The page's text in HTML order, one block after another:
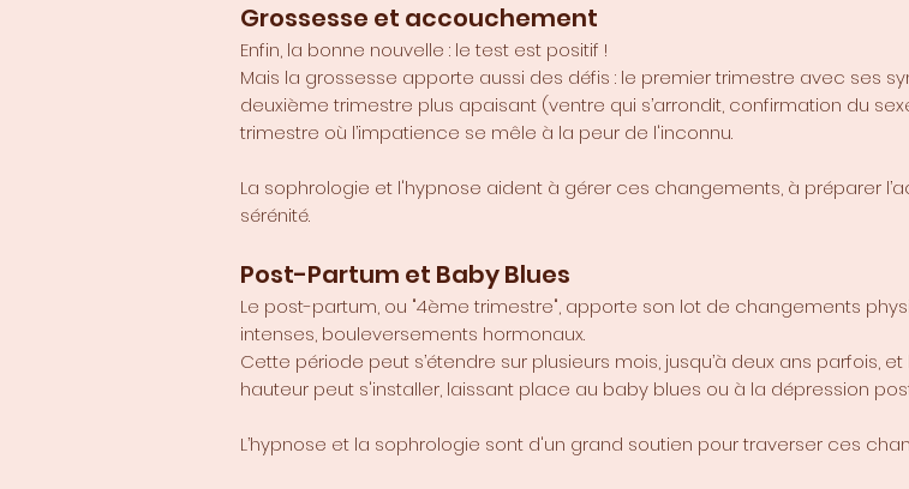
Grossesse et accouchement
Enfin, la bonne nouvelle : le test est positif !
Mais la grossesse apporte aussi des défis : le premier trimestre avec ses
deuxième trimestre plus apaisant (ventre qui s’arrondit, confirmation du
trimestre où l’impatience se mêle à la peur de l'inconnu.
La sophrologie et l'hypnose aident à gérer ces changements, à préparer
sérénité.
Post-Partum et Baby Blues
Le post-partum, ou "4ème trimestre", apporte son lot de changements
intenses, bouleversements hormonaux.
Cette période peut s’étendre sur plusieurs mois, jusqu’à deux ans
hauteur peut s'installer, laissant place au baby blues ou à la dépression
L’hypnose et la sophrologie sont d'un grand soutien pour traverser ces